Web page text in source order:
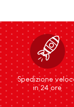
Spedizione
in 24 ore